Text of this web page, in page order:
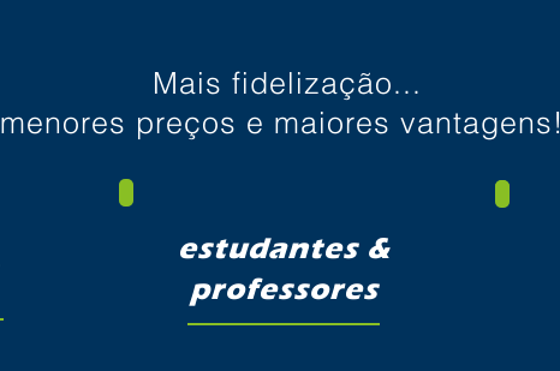
Mais fidelização...
menores preços e maiores vantagens!
estudantes &
professores